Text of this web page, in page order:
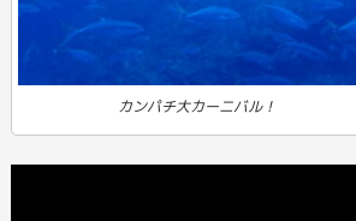
カンパチ大カーニバル！